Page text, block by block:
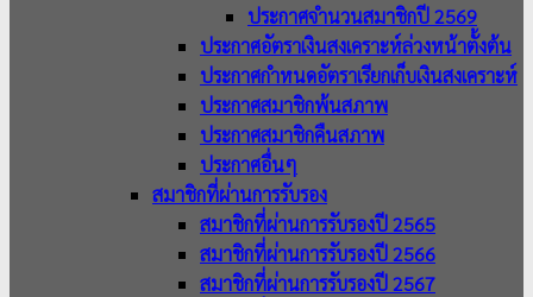
ประกาศจำนวนสมาชิกปี 2569
ประกาศอัตราเงินสงเคราะห์ล่วงหน้าตั้งต้น
ประกาศกำหนดอัตราเรียกเก็บเงินสงเคราะห์
ประกาศสมาชิกพ้นสภาพ
ประกาศสมาชิกคืนสภาพ
ประกาศอื่นๆ
สมาชิกที่ผ่านการรับรอง
สมาชิกที่ผ่านการรับรองปี 2565
สมาชิกที่ผ่านการรับรองปี 2566
สมาชิกที่ผ่านการรับรองปี 2567